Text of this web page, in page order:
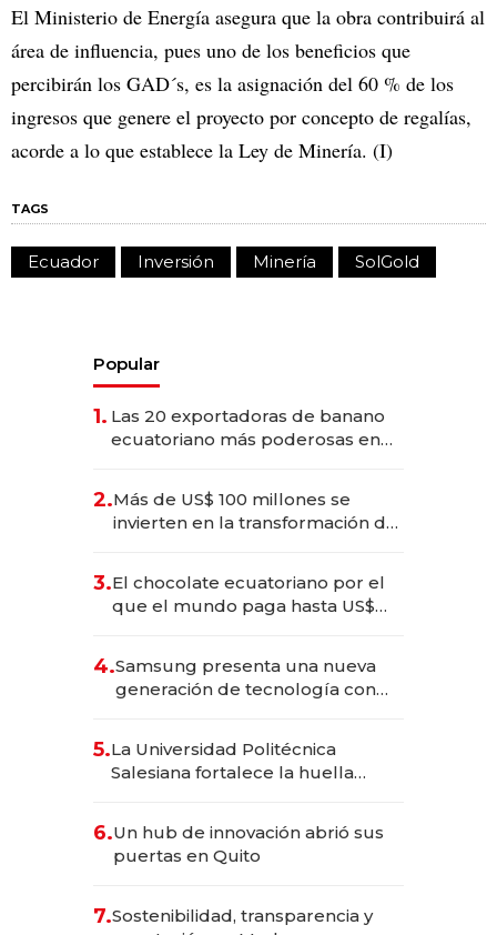
El Ministerio de Energía asegura que la obra contribuirá al
área de influencia, pues uno de los beneficios que
percibirán los GAD´s, es la asignación del 60 % de los
ingresos que genere el proyecto por concepto de regalías,
acorde a lo que establece la Ley de Minería. (I)
TAGS
Ecuador Inversión Minería SolGold
Popular
1. Las 20 exportadoras de banano
ecuatoriano más poderosas en
2.Más de US$ 100 millones se
invierten en la transformación de
3.El chocolate ecuatoriano por el
que el mundo paga hasta US$
4.Samsung presenta una nueva
generación de tecnología con
5.La Universidad Politécnica
Salesiana fortalece la huella
6.Un hub de innovación abrió sus
puertas en Quito
7.Sostenibilidad, transparencia y